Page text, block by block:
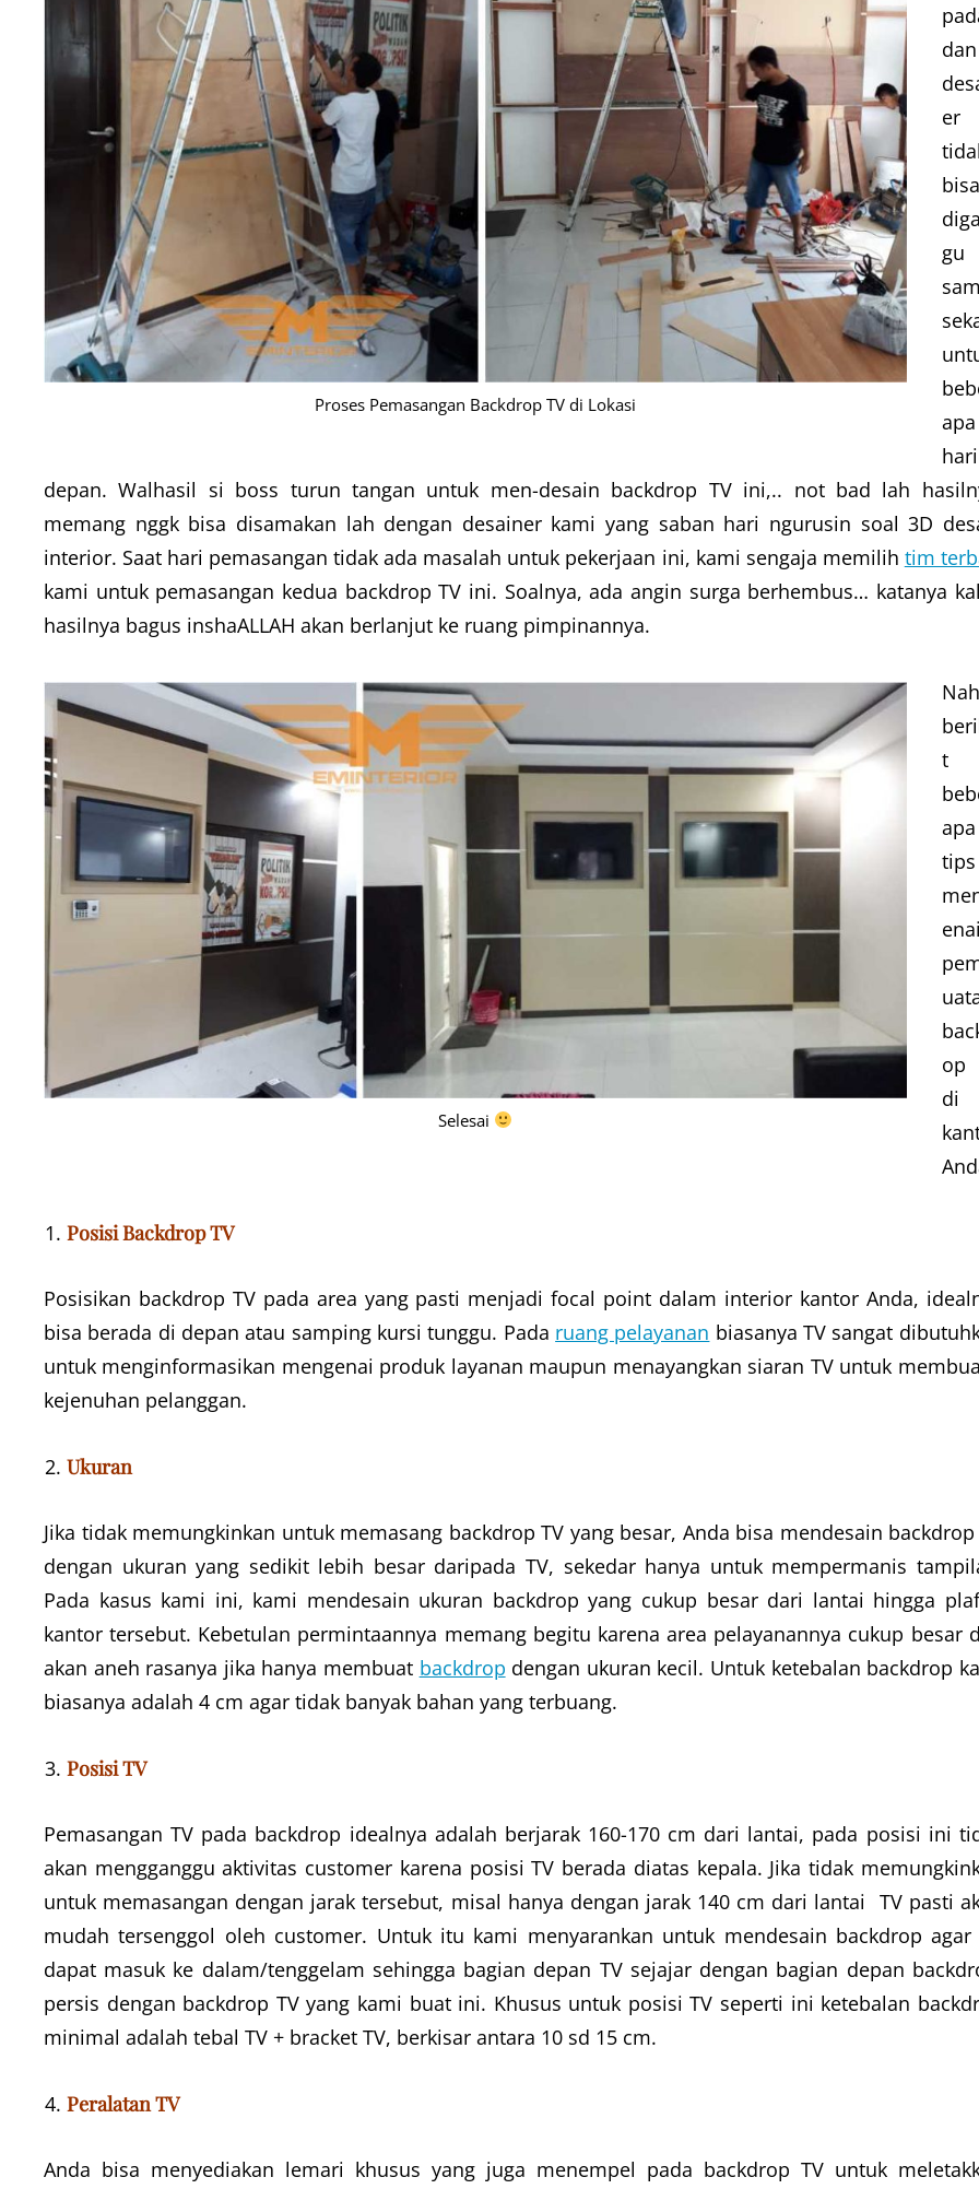
Proses Pemasangan Backdrop TV di Lokasi
dan
er
bisa
gu
apa
depan. Walhasil si boss turun tangan untuk men-desain backdrop TV ini,.. not bad lah
memang nggk bisa disamakan lah dengan desainer kami yang saban hari ngurusin soal 3D
interior. Saat hari pemasangan tidak ada masalah untuk pekerjaan ini, kami sengaja memilih tim
kami untuk pemasangan kedua backdrop TV ini. Soalnya, ada angin surga berhembus… katanya
hasilnya bagus inshaALLAH akan berlanjut ke ruang pimpinannya.
Selesai
t
apa
tips
enai
op
di
Posisi Backdrop TV
Posisikan backdrop TV pada area yang pasti menjadi focal point dalam interior kantor Anda,
bisa berada di depan atau samping kursi tunggu. Pada ruang pelayanan biasanya TV sangat
untuk menginformasikan mengenai produk layanan maupun menayangkan siaran TV untuk
kejenuhan pelanggan.
Ukuran
Jika tidak memungkinkan untuk memasang backdrop TV yang besar, Anda bisa mendesain backdrop
dengan ukuran yang sedikit lebih besar daripada TV, sekedar hanya untuk mempermanis
Pada kasus kami ini, kami mendesain ukuran backdrop yang cukup besar dari lantai hingga
kantor tersebut. Kebetulan permintaannya memang begitu karena area pelayanannya cukup besar
akan aneh rasanya jika hanya membuat backdrop dengan ukuran kecil. Untuk ketebalan backdrop
biasanya adalah 4 cm agar tidak banyak bahan yang terbuang.
Posisi TV
Pemasangan TV pada backdrop idealnya adalah berjarak 160-170 cm dari lantai, pada posisi ini
akan mengganggu aktivitas customer karena posisi TV berada diatas kepala. Jika tidak
untuk memasangan dengan jarak tersebut, misal hanya dengan jarak 140 cm dari lantai TV pasti
mudah tersenggol oleh customer. Untuk itu kami menyarankan untuk mendesain backdrop agar
dapat masuk ke dalam/tenggelam sehingga bagian depan TV sejajar dengan bagian depan
persis dengan backdrop TV yang kami buat ini. Khusus untuk posisi TV seperti ini ketebalan
minimal adalah tebal TV + bracket TV, berkisar antara 10 sd 15 cm.
Peralatan TV
Anda bisa menyediakan lemari khusus yang juga menempel pada backdrop TV untuk